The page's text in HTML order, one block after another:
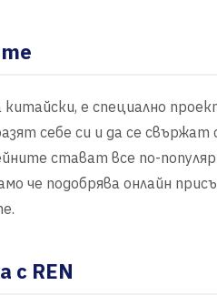
е специално
себе си и да се
стават все по-
че подобрява онлайн
REN